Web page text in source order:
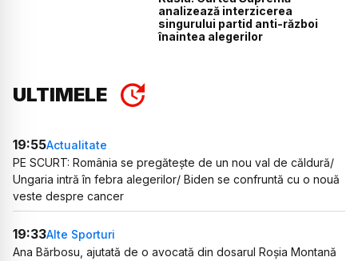
analizează interzicerea
singurului partid anti-război
înaintea alegerilor
ULTIMELE
19:55Actualitate
PE SCURT: România se pregătește de un nou val de căldură/
Ungaria intră în febra alegerilor/ Biden se confruntă cu o nouă
veste despre cancer
19:33Alte Sporturi
Ana Bărbosu, ajutată de o avocată din dosarul Roșia Montană